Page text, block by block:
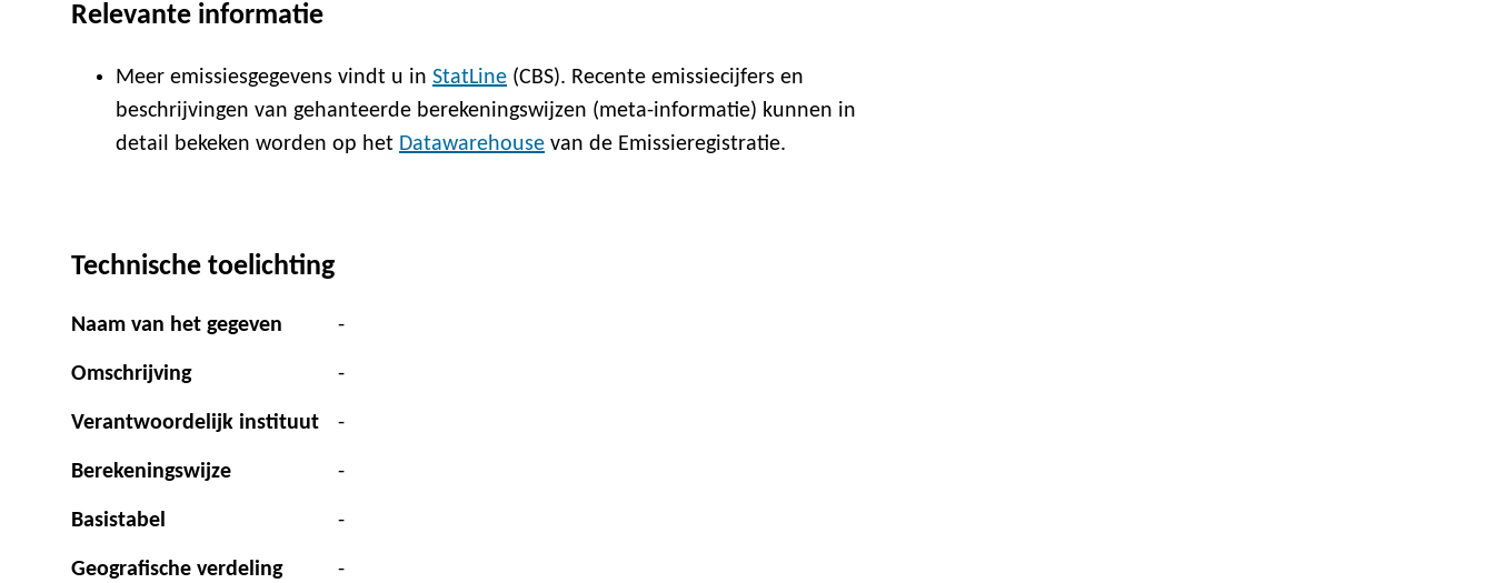
Relevante informatie
Meer emissiesgegevens vindt u in StatLine (CBS). Recente emissiecijfers en
beschrijvingen van gehanteerde berekeningswijzen (meta-informatie) kunnen in
detail bekeken worden op het Datawarehouse van de Emissieregistratie.
Technische toelichting
Naam van het gegeven -
Omschrijving -
Verantwoordelijk instituut -
Berekeningswijze -
Basistabel -
Geografische verdeling -